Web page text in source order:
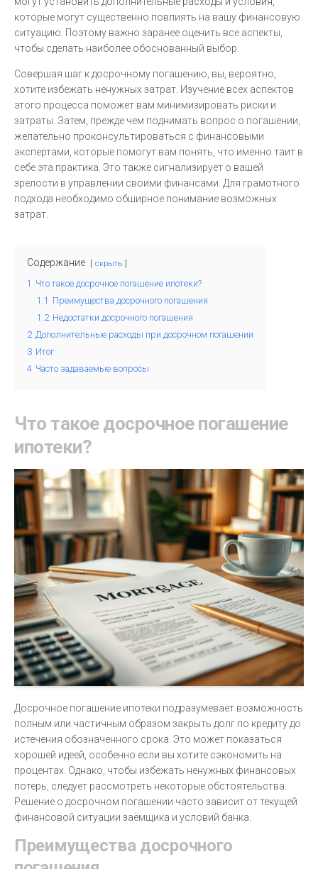
которые могут существенно повлиять на вашу финансовую
ситуацию. Поэтому важно заранее оценить все аспекты,
чтобы сделать наиболее обоснованный выбор.
Совершая шаг к досрочному погашению, вы, вероятно,
хотите избежать ненужных затрат. Изучение всех аспектов
этого процесса поможет вам минимизировать риски и
затраты. Затем, прежде чем поднимать вопрос о погашении,
желательно проконсультироваться с финансовыми
экспертами, которые помогут вам понять, что именно таит в
себе эта практика. Это также сигнализирует о вашей
зрелости в управлении своими финансами. Для грамотного
подхода необходимо обширное понимание возможных
затрат.
Содержание скрыть
1 Что такое досрочное погашение ипотеки?
1.1 Преимущества досрочного погашения
1.2 Недостатки досрочного погашения
2 Дополнительные расходы при досрочном погашении
3 Итог
4 Часто задаваемые вопросы
Что такое досрочное погашение
ипотеки?
Досрочное погашение ипотеки подразумевает возможность
полным или частичным образом закрыть долг по кредиту до
истечения обозначенного срока. Это может показаться
хорошей идеей, особенно если вы хотите сэкономить на
процентах. Однако, чтобы избежать ненужных финансовых
потерь, следует рассмотреть некоторые обстоятельства.
Решение о досрочном погашении часто зависит от текущей
финансовой ситуации заёмщика и условий банка.
Преимущества досрочного